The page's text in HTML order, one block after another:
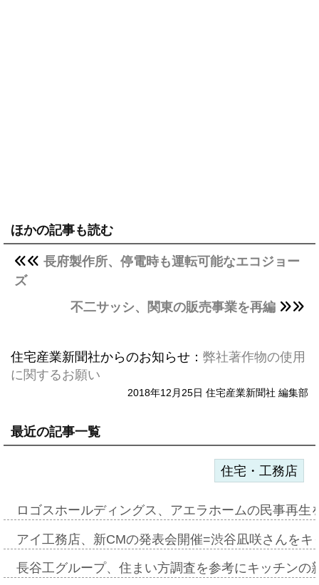
ほかの記事も読む
長府製作所、停電時も運転可能なエコジョー
ズ
不二サッシ、関東の販売事業を再編
住宅産業新聞社からのお知らせ： 弊社著作物の使用
に関するお願い
2018年12月25日 住宅産業新聞社 編集部
最近の記事一覧
住宅・工務店
ロゴスホールディングス、アエラホームの民事再
アイ工務店、新CMの発表会開催=渋谷凪咲さんを
長谷工グループ、住まい方調査を参考にキッチン